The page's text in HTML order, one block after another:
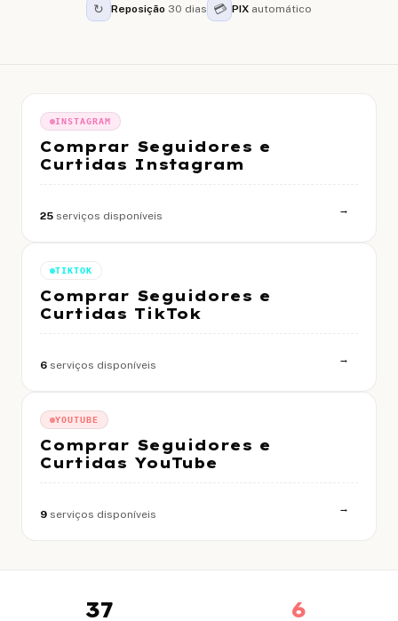
↻ Reposição 30 dias 💳 PIX automático
INSTAGRAM
Comprar Seguidores e
Curtidas Instagram
25 serviços disponíveis →
TIKTOK
Comprar Seguidores e
Curtidas TikTok
6 serviços disponíveis →
YOUTUBE
Comprar Seguidores e
Curtidas YouTube
9 serviços disponíveis →
37 6